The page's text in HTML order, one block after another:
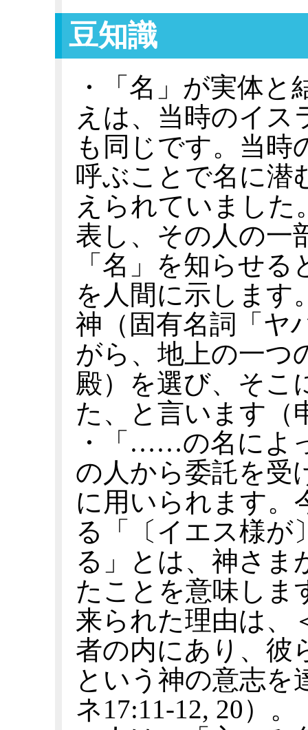
豆知識
・「名」が実体
えは、当時のイス
も同じです。当時
呼ぶことで名に潜
えられていました
表し、その人の一
「名」を知らせ
を人間に示します
神（固有名詞「ヤ
がら、地上の一つ
殿）を選び、そこ
た、と言います（
・「……の名によ
の人から委託を受
に用いられます。
る「〔イエス様が
る」とは、神さま
たことを意味しま
来られた理由は、
者の内にあり、彼
という神の意志を
ネ17:11-12, 20）。